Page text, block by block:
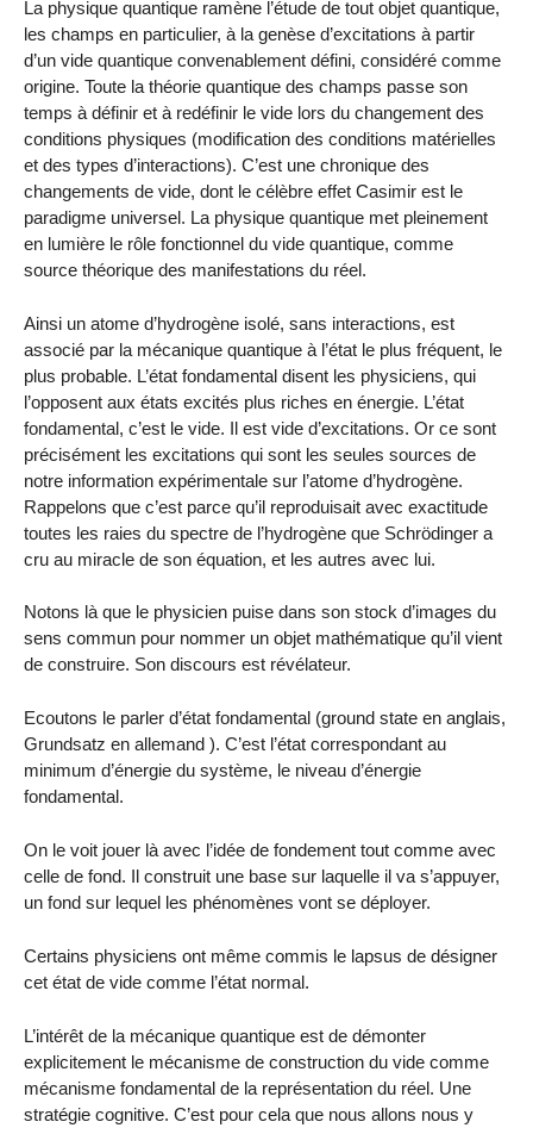
La physique quantique ramène l’étude de tout objet quantique,
les champs en particulier, à la genèse d’excitations à partir
d’un vide quantique convenablement défini, considéré comme
origine. Toute la théorie quantique des champs passe son
temps à définir et à redéfinir le vide lors du changement des
conditions physiques (modification des conditions matérielles
et des types d’interactions). C’est une chronique des
changements de vide, dont le célèbre effet Casimir est le
paradigme universel. La physique quantique met pleinement
en lumière le rôle fonctionnel du vide quantique, comme
source théorique des manifestations du réel.
Ainsi un atome d’hydrogène isolé, sans interactions, est
associé par la mécanique quantique à l’état le plus fréquent, le
plus probable. L’état fondamental disent les physiciens, qui
l’opposent aux états excités plus riches en énergie. L’état
fondamental, c’est le vide. Il est vide d’excitations. Or ce sont
précisément les excitations qui sont les seules sources de
notre information expérimentale sur l’atome d’hydrogène.
Rappelons que c’est parce qu’il reproduisait avec exactitude
toutes les raies du spectre de l’hydrogène que Schrödinger a
cru au miracle de son équation, et les autres avec lui.
Notons là que le physicien puise dans son stock d’images du
sens commun pour nommer un objet mathématique qu’il vient
de construire. Son discours est révélateur.
Ecoutons le parler d’état fondamental (ground state en anglais,
Grundsatz en allemand ). C’est l’état correspondant au
minimum d’énergie du système, le niveau d’énergie
fondamental.
On le voit jouer là avec l’idée de fondement tout comme avec
celle de fond. Il construit une base sur laquelle il va s’appuyer,
un fond sur lequel les phénomènes vont se déployer.
Certains physiciens ont même commis le lapsus de désigner
cet état de vide comme l’état normal.
L’intérêt de la mécanique quantique est de démonter
explicitement le mécanisme de construction du vide comme
mécanisme fondamental de la représentation du réel. Une
stratégie cognitive. C’est pour cela que nous allons nous y